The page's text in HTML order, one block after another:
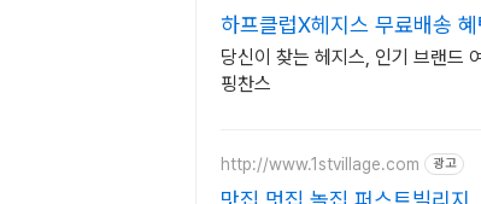
하프클럽X헤지스 무료배송 혜
당신이 찾는 헤지스, 인기 브랜드
핑찬스
http://www.1stvillage.com 광고